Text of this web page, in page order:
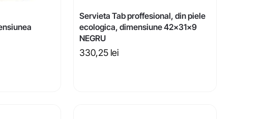
Servieta Tab proffesional, din piele
ecologica, dimensiune 42x31x9
NEGRU
330,25 lei